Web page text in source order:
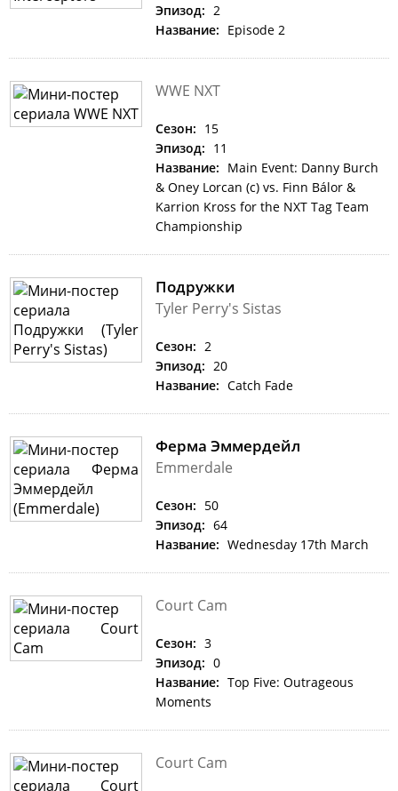
Эпизод: 2
Название: Episode 2
WWE NXT
Сезон: 15
Эпизод: 11
Название: Main Event: Danny Burch
& Oney Lorcan (c) vs. Finn Bálor &
Karrion Kross for the NXT Tag Team
Championship
Подружки
Tyler Perry's Sistas
Сезон: 2
Эпизод: 20
Название: Catch Fade
Ферма Эммердейл
Emmerdale
Сезон: 50
Эпизод: 64
Название: Wednesday 17th March
Court Cam
Сезон: 3
Эпизод: 0
Название: Top Five: Outrageous
Moments
Court Cam